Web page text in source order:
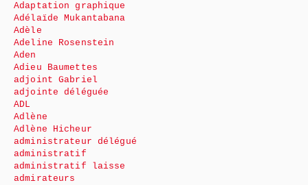
Adaptation graphique
Adélaïde Mukantabana
Adèle
Adeline Rosenstein
Aden
Adieu Baumettes
adjoint Gabriel
adjointe déléguée
ADL
Adlène
Adlène Hicheur
administrateur délégué
administratif
administratif laisse
admirateurs